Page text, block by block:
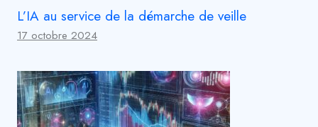
L’IA au service de la démarche de veille
17 octobre 2024